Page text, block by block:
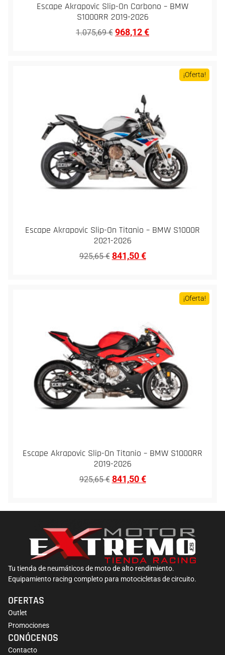
Escape Akrapovic Slip-On Carbono – BMW
S1000RR 2019-2026
1.075,69€ 968,12€
¡Oferta!
Escape Akrapovic Slip-On Titanio – BMW S1000R
2021-2026
925,65€ 841,50€
¡Oferta!
Escape Akrapovic Slip-On Titanio – BMW S1000RR
2019-2026
925,65€ 841,50€
Tu tienda de neumáticos de moto de alto rendimiento.
Equipamiento racing completo para motocicletas de circuito.
OFERTAS
Outlet
Promociones
CONÓCENOS
Contacto